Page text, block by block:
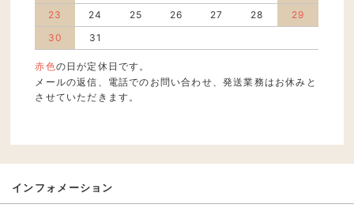
23
24 25 26 27 28
29
30
31
赤色の日が定休日です。
メールの返信、電話でのお問い合わせ、発送業務はお休みと
させていただきます。
インフォメーション